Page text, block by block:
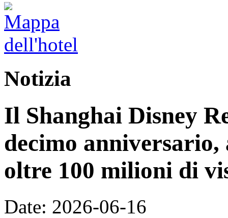
Notizia
Il Shanghai Disney
decimo
oltre 100 milioni di
Date: 2026-06-16